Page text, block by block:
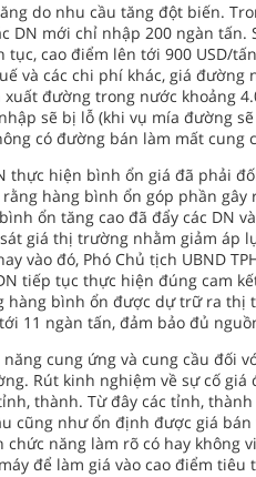
do nhu cầu tăng đột biến.
DN mới chỉ nhập 200 ngàn tấn.
cao điểm lên tới 900 USD/
và các chi phí khác, giá đường
đường trong nước khoảng
sẽ bị lỗ (khi vụ mía đường
có đường bán làm mất cung
thực hiện bình ổn giá đã phải
hàng bình ổn góp phần
ổn tăng cao đã đẩy các DN
giá thị trường nhằm giảm áp
vào đó, Phó Chủ tịch UBND
tiếp tục thực hiện đúng cam
hàng bình ổn được dự trữ ra
11 ngàn tấn, đảm bảo đủ
cung ứng và cung cầu đối
Rút kinh nghiệm về sự cố giá
thành. Từ đây các tỉnh,
cũng như ổn định được giá
năng làm rõ có hay không
để làm giá vào cao điểm tiêu